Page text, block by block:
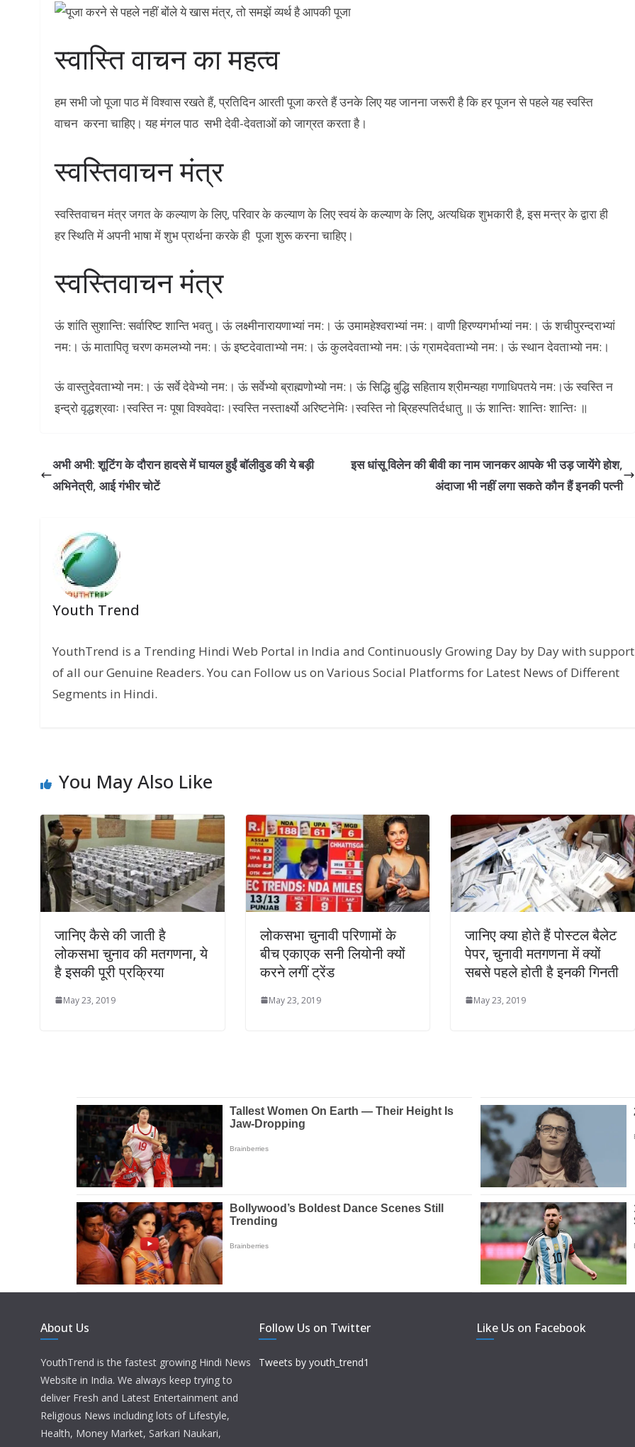
स्वास्ति वाचन का महत्व
हम सभी जो पूजा पाठ में विश्वास रखते हैं, प्रतिदिन आरती पूजा करते हैं उनके लिए यह जानना जरूरी है कि हर पूजन से पहले यह स्वस्ति
वाचन करना चाहिए। यह मंगल पाठ सभी देवी-देवताओं को जाग्रत करता है।
स्वस्तिवाचन मंत्र
स्वस्तिवाचन मंत्र जगत के कल्याण के लिए, परिवार के कल्याण के लिए स्वयं के कल्याण के लिए, अत्यधिक शुभकारी है, इस मन्त्र के द्वारा ही
हर स्थिति में अपनी भाषा में शुभ प्रार्थना करके ही पूजा शुरू करना चाहिए।
स्वस्तिवाचन मंत्र
ऊं शांति सुशान्ति: सर्वारिष्ट शान्ति भवतु। ऊं लक्ष्मीनारायणाभ्यां नम:। ऊं उमामहेश्वराभ्यां नम:। वाणी हिरण्यगर्भाभ्यां नम:। ऊं शचीपुरन्दराभ्यां
नम:। ऊं मातापितृ चरण कमलभ्यो नम:। ऊं इष्टदेवाताभ्यो नम:। ऊं कुलदेवताभ्यो नम:।ऊं ग्रामदेवताभ्यो नम:। ऊं स्थान देवताभ्यो नम:।
ऊं वास्तुदेवताभ्यो नम:। ऊं सर्वे देवेभ्यो नम:। ऊं सर्वेभ्यो ब्राह्मणोभ्यो नम:। ऊं सिद्धि बुद्धि सहिताय श्रीमन्यहा गणाधिपतये नम:।ऊं स्वस्ति न
इन्द्रो वृद्धश्रवाः।स्वस्ति नः पूषा विश्ववेदाः।स्वस्ति नस्तार्क्ष्यो अरिष्टनेमिः।स्वस्ति नो ब्रिहस्पतिर्दधातु ॥ ऊं शान्तिः शान्तिः शान्तिः ॥
अभी अभी: शूटिंग के दौरान हादसे में घायल हुईं बॉलीवुड की ये बड़ी
अभिनेत्री, आई गंभीर चोटें
इस धांसू विलेन की बीवी का नाम जानकर आपके भी उड़ जायेंगे होश,
अंदाजा भी नहीं लगा सकते कौन हैं इनकी पत्‍नी
Youth Trend
YouthTrend is a Trending Hindi Web Portal in India and Continuously Growing Day by Day with support
of all our Genuine Readers. You can Follow us on Various Social Platforms for Latest News of Different
Segments in Hindi.
You May Also Like
जानिए कैसे की जाती है
लोकसभा चुनाव की मतगणना, ये
है इसकी पूरी प्रक्रिया
May 23, 2019
लोकसभा चुनावी परिणामों के
बीच एकाएक सनी लियोनी क्यों
करने लगीं ट्रेंड
May 23, 2019
जानिए क्या होते हैं पोस्टल बैलेट
पेपर, चुनावी मतगणना में क्यों
सबसे पहले होती है इनकी गिनती
May 23, 2019
About Us
YouthTrend is the fastest growing Hindi News
Website in India. We always keep trying to
deliver Fresh and Latest Entertainment and
Religious News including lots of Lifestyle,
Health, Money Market, Sarkari Naukari,
Follow Us on Twitter
Tweets by youth_trend1
Like Us on Facebook